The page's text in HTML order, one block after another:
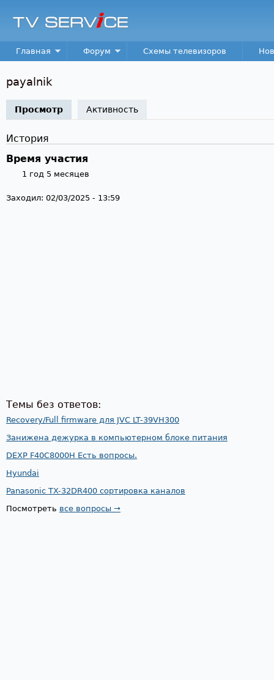
TV
Service
Main menu
Главная Форум Схемы телевизоров
payalnik
Просмотр (активная вкладка)
Активность
История
Время участия
1 год 5 месяцев
Заходил: 02/03/2025 - 13:59
Темы без ответов:
Recovery/Full firmware для JVC LT-39VH300
Занижена дежурка в компьютерном блоке питания
DEXP F40C8000H Есть вопросы.
Hyundai
Panasonic TX-32DR400 сортировка каналов
Посмотреть все вопросы →